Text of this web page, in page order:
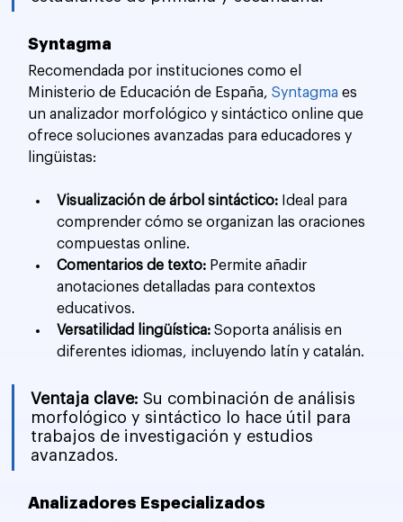
Syntagma
Recomendada por instituciones como el
Ministerio de Educación de España, Syntagma es
un analizador morfológico y sintáctico online que
ofrece soluciones avanzadas para educadores y
lingüistas:
Visualización de árbol sintáctico: Ideal para
comprender cómo se organizan las oraciones
compuestas online.
Comentarios de texto: Permite añadir
anotaciones detalladas para contextos
educativos.
Versatilidad lingüística: Soporta análisis en
diferentes idiomas, incluyendo latín y catalán.
Ventaja clave: Su combinación de análisis
morfológico y sintáctico lo hace útil para
trabajos de investigación y estudios
avanzados.
Analizadores Especializados